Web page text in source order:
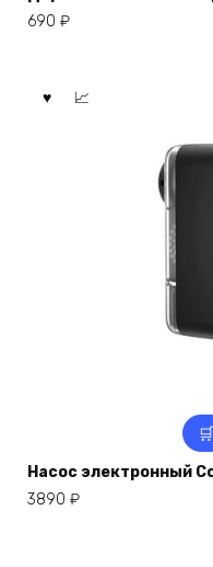
690 ₽
Насос электронный
3890 ₽